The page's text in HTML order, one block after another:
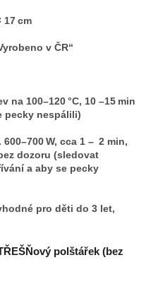
17 cm
v ČR“
na 100–120 °C, 10 –15 min
pecky nespálili)
W, cca 1 – 2 min,
dozoru (sledovat
a aby se pecky
pro děti do 3 let,
polštářek (bez